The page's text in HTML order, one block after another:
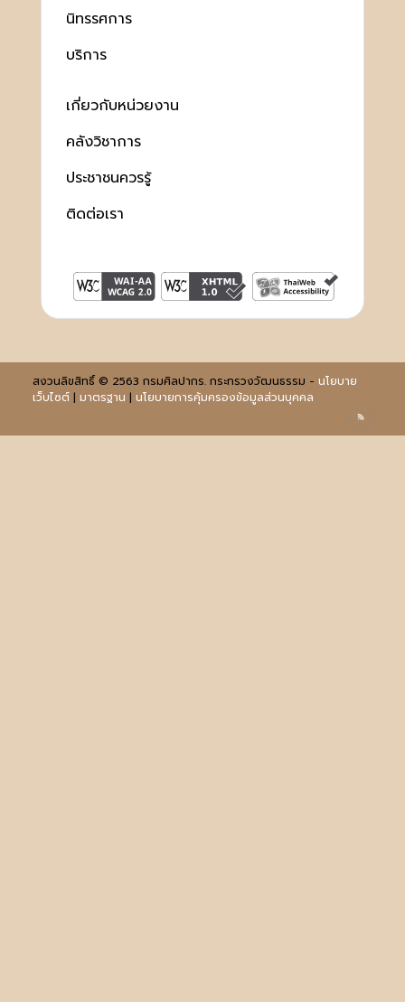
นิทรรศการ
บริการ
เกี่ยวกับหน่วยงาน
คลังวิชาการ
ประชาชนควรรู้
ติดต่อเรา
สงวนลิขสิทธิ์ © 2563 กรมศิลปากร. กระทรวงวัฒนธรรม - นโยบาย
เว็บไซต์| มาตรฐาน | นโยบายการคุ้มครองข้อมูลส่วนบุคคล